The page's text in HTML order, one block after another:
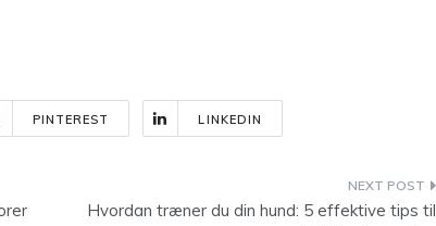
PINTEREST LINKEDIN
Hvordan træner du din hund: 5 effektive tips til